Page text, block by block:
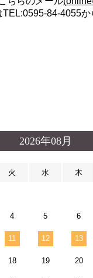
TEL:0595-84-4055
2026年08月
火 水 木
4 5 6
11 12 13
18 19 20